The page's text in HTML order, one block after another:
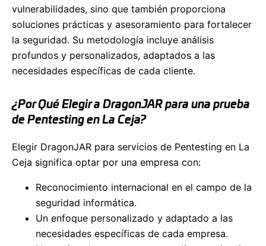
vulnerabilidades, sino que también proporciona
soluciones prácticas y asesoramiento para fortalecer
la seguridad. Su metodología incluye análisis
profundos y personalizados, adaptados a las
necesidades específicas de cada cliente.
¿Por Qué Elegir a DragonJAR para una prueba
de Pentesting en La Ceja?
Elegir DragonJAR para servicios de Pentesting en La
Ceja significa optar por una empresa con:
Reconocimiento internacional en el campo de la
seguridad informática.
Un enfoque personalizado y adaptado a las
necesidades específicas de cada empresa.